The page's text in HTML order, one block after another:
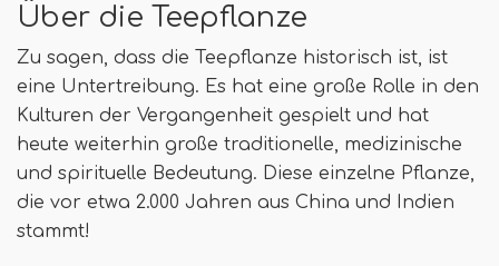
Über die Teepflanze
Zu sagen, dass die Teepflanze historisch ist, ist
eine Untertreibung. Es hat eine große Rolle in den
Kulturen der Vergangenheit gespielt und hat
heute weiterhin große traditionelle, medizinische
und spirituelle Bedeutung. Diese einzelne Pflanze,
die vor etwa 2.000 Jahren aus China und Indien
stammt!